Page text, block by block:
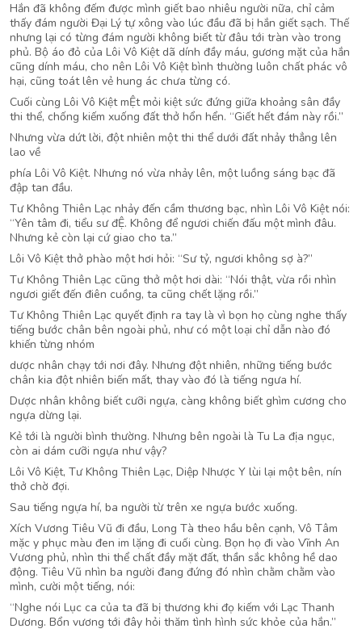
Hắn đã không đếm được mình giết bao nhiêu người nữa, chỉ cảm
thấy đám người Đại Lý tự xông vào lúc đầu đã bị hắn giết sạch. Thế
nhưng lại có từng đám người không biết từ đâu tới tràn vào trong
phủ. Bộ áo đỏ của Lôi Vô Kiệt dã dính đầy máu, gương mặt của hắn
cũng dính máu, cho nên Lôi Vô Kiệt bình thường luôn chất phác vô
hại, cũng toát lên vẻ hung ác chưa từng có.
Cuối cùng Lôi Vô Kiệt mỆt mỏi kiệt sức đứng giữa khoảng sân đầy
thi thể, chống kiếm xuống đất thở hổn hển. “Giết hết đám này rồi.”
Nhưng vừa dứt lời, đột nhiên một thi thể dưới đất nhảy thẳng lên
lao về
phía Lôi Vô Kiệt. Nhưng nó vừa nhảy lên, một luồng sáng bạc đã
đập tan đầu.
Tư Không Thiên Lạc nhảy đến cầm thương bạc, nhìn Lôi Vô Kiệt nói:
“Yên tâm đi, tiểu sư đỆ. Không để ngươi chiến đấu một mình đâu.
Nhưng kẻ còn lại cứ giao cho ta.”
Lôi Vô Kiệt thở phào một hơi hỏi: “Sư tỷ, ngươi không sợ à?”
Tư Không Thiên Lạc cũng thở một hơi dài: “Nói thật, vừa rồi nhìn
ngươi giết đến điên cuồng, ta cũng chết lặng rồi.”
Tư Không Thiên Lạc quyết định ra tay là vì bọn họ cùng nghe thấy
tiếng bước chân bên ngoài phủ, như có một loại chỉ dẫn nào đó
khiến từng nhóm
dược nhân chạy tới nơi đây. Nhưng đột nhiên, những tiếng bước
chân kia đột nhiên biến mất, thay vào đó là tiếng ngưa hí.
Dược nhân không biết cưỡi ngựa, càng không biết ghìm cương cho
ngựa dừng lại.
Kẻ tới là người bình thường. Nhưng bên ngoài là Tu La địa ngục,
còn ai dám cưỡi ngựa như vậy?
Lôi Vô Kiệt, Tư Không Thiên Lạc, Diệp Nhược Y lùi lại một bên, nín
thở chờ đợi.
Sau tiếng ngựa hí, ba người từ trên xe ngựa bước xuống.
Xích Vương Tiêu Vũ đi đầu, Long Tà theo hầu bên cạnh, Vô Tâm
mặc y phục màu đen im lặng đi cuối cùng. Bọn họ đi vào Vĩnh An
Vương phủ, nhìn thi thể chất đầy mặt đất, thần sắc không hề dao
động. Tiêu Vũ nhìn ba người đang đứng đó nhìn chằm chằm vào
mình, cười một tiếng, nói:
“Nghe nói Lục ca của ta đã bị thương khi đọ kiếm với Lạc Thanh
Dương. Bổn vương tới đây hỏi thăm tình hình sức khỏe của hắn.”